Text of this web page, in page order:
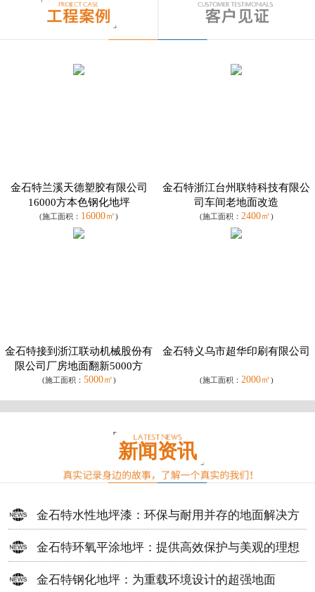
金石特兰溪天德塑胶有限公司
16000方本色钢化地坪
(施工面积： 16000㎡)
金石特浙江台州联特科技有限公
司车间老地面改造
(施工面积： 2400㎡)
金石特接到浙江联动机械股份有
限公司厂房地面翻新5000方
(施工面积： 5000㎡)
金石特义乌市超华印刷有限公司
(施工面积： 2000㎡)
新闻资讯
金石特水性地坪漆：环保与耐用并存的地面解决方
案
金石特环氧平涂地坪：提供高效保护与美观的理想
选择
金石特钢化地坪：为重载环境设计的超强地面